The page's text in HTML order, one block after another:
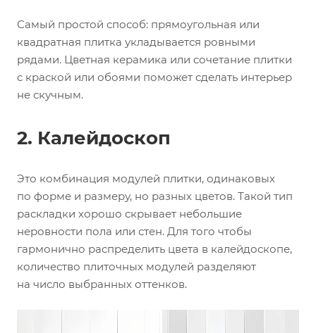
Самый простой способ: прямоугольная или
квадратная плитка укладывается ровными
рядами. Цветная керамика или сочетание плитки
с краской или обоями поможет сделать интерьер
не скучным.
2. Калейдоскоп
Это комбинация модулей плитки, одинаковых
по форме и размеру, но разных цветов. Такой тип
раскладки хорошо скрывает небольшие
неровности пола или стен. Для того чтобы
гармонично распределить цвета в калейдоскопе,
количество плиточных модулей разделяют
на число выбранных оттенков.